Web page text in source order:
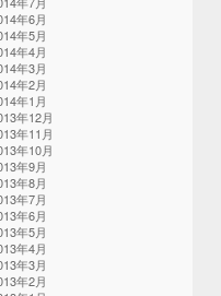
年6月
年5月
年4月
年3月
年2月
年1月
年12月
年11月
年10月
年9月
年8月
年7月
年6月
年5月
年4月
年3月
年2月